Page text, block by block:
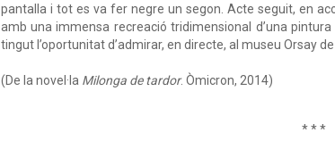
pantalla i tot es va fer negre un segon. Acte seguit, en
amb una immensa recreació tridimensional d’una pintura
tingut l’oportunitat d’admirar, en directe, al museu Orsay de
(De la novel·la Milonga de tardor. Òmicron, 2014)
* * *